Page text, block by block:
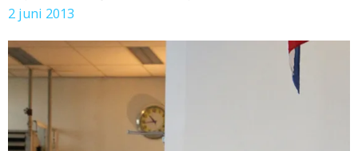
LIDMAATSCHAP
TAEKWONDO
BRAZILIAN JIU JITSU
2 juni 2013